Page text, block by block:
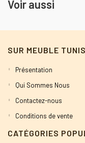
Voir aussi
SUR MEUBLE
Présentation
Qui Sommes Nous
Contactez-nous
Conditions de vente
CATÉGORIES